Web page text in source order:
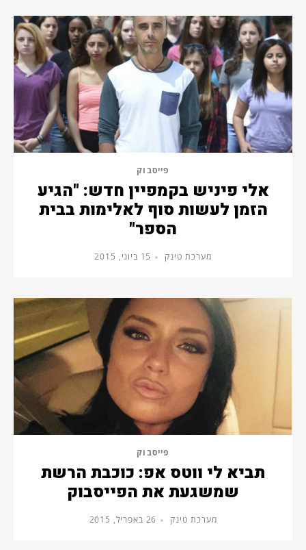
פייסבוק
אלי פיניש בקמפיין חדש: "הגיע
הזמן לעשות סוף לאלימות בבית
הספר"
מערכת טינק 15 ביוני, 2015
פייסבוק
תביא לי ווטס אפ: כוכבת הרשת
שמשגעת את הפייסבוק
מערכת טינק 26 באפריל, 2015